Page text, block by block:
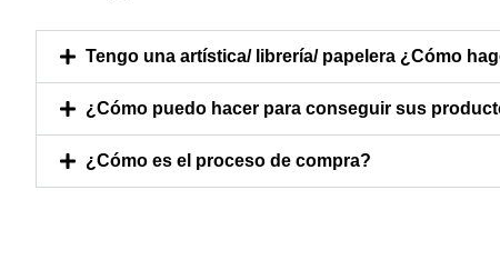
Tengo una artística/ librería/ papelera ¿Cómo
¿Cómo puedo hacer para conseguir sus
¿Cómo es el proceso de compra?